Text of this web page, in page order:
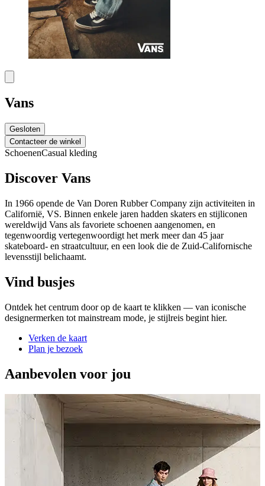
Vans
Gesloten
Contacteer de winkel
SchoenenCasual kleding
Discover Vans
In 1966 opende de Van Doren Rubber Company zijn activiteiten in
Californië, VS. Binnen enkele jaren hadden skaters en stijliconen
wereldwijd Vans als favoriete schoenen aangenomen, en
tegenwoordig vertegenwoordigt het merk meer dan 45 jaar
skateboard- en straatcultuur, en een look die de Zuid-Californische
levensstijl belichaamt.
Vind busjes
Ontdek het centrum door op de kaart te klikken — van iconische
designermerken tot mainstream mode, je stijlreis begint hier.
Verken de kaart
Plan je bezoek
Aanbevolen voor jou